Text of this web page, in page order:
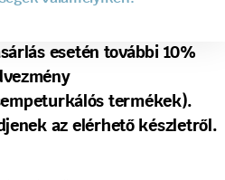
esetén további 10%
termékek).
az elérhető készletről.